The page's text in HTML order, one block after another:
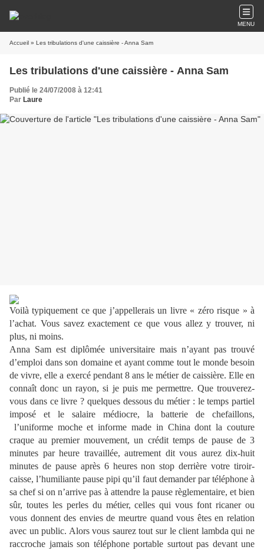
MENU
Accueil » Les tribulations d'une caissière - Anna Sam
Les tribulations d'une caissière - Anna Sam
Publié le 24/07/2008 à 12:41
Par Laure
Voilà typiquement ce que j’appellerais un livre « zéro risque » à
l’achat. Vous savez exactement ce que vous allez y trouver, ni
plus, ni moins.
Anna Sam est diplômée universitaire mais n’ayant pas trouvé
d’emploi dans son domaine et ayant comme tout le monde besoin
de vivre, elle a exercé pendant 8 ans le métier de caissière. Elle en
connaît donc un rayon, si je puis me permettre. Que trouverez-
vous dans ce livre ? quelques dessous du métier : le temps partiel
imposé et le salaire médiocre, la batterie de chefaillons,
l’uniforme moche et informe made in China dont la couture
craque au premier mouvement, un crédit temps de pause de 3
minutes par heure travaillée, autrement dit vous aurez dix-huit
minutes de pause après 6 heures non stop derrière votre tiroir-
caisse, l’humiliante pause pipi qu’il faut demander par téléphone à
sa chef si on n’arrive pas à attendre la pause règlementaire, et bien
sûr, toutes les perles du métier, celles qui vous font ricaner ou
vous donnent des envies de meurtre quand vous êtes en relation
avec un public. Alors vous saurez tout sur le client lambda qui ne
raccroche jamais son téléphone portable surtout pas devant une